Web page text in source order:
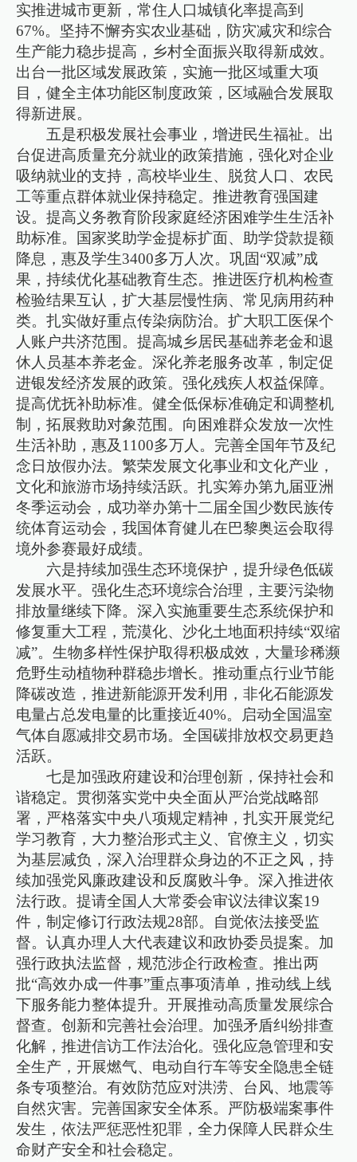
实推进城市更新，常住人口城镇化率提高到
67%。坚持不懈夯实农业基础，防灾减灾和综合
生产能力稳步提高，乡村全面振兴取得新成效。
出台一批区域发展政策，实施一批区域重大项
目，健全主体功能区制度政策，区域融合发展取
得新进展。
五是积极发展社会事业，增进民生福祉。出
台促进高质量充分就业的政策措施，强化对企业
吸纳就业的支持，高校毕业生、脱贫人口、农民
工等重点群体就业保持稳定。推进教育强国建
设。提高义务教育阶段家庭经济困难学生生活补
助标准。国家奖助学金提标扩面、助学贷款提额
降息，惠及学生3400多万人次。巩固“双减”成
果，持续优化基础教育生态。推进医疗机构检查
检验结果互认，扩大基层慢性病、常见病用药种
类。扎实做好重点传染病防治。扩大职工医保个
人账户共济范围。提高城乡居民基础养老金和退
休人员基本养老金。深化养老服务改革，制定促
进银发经济发展的政策。强化残疾人权益保障。
提高优抚补助标准。健全低保标准确定和调整机
制，拓展救助对象范围。向困难群众发放一次性
生活补助，惠及1100多万人。完善全国年节及纪
念日放假办法。繁荣发展文化事业和文化产业，
文化和旅游市场持续活跃。扎实筹办第九届亚洲
冬季运动会，成功举办第十二届全国少数民族传
统体育运动会，我国体育健儿在巴黎奥运会取得
境外参赛最好成绩。
六是持续加强生态环境保护，提升绿色低碳
发展水平。强化生态环境综合治理，主要污染物
排放量继续下降。深入实施重要生态系统保护和
修复重大工程，荒漠化、沙化土地面积持续“双缩
减”。生物多样性保护取得积极成效，大量珍稀濒
危野生动植物种群稳步增长。推动重点行业节能
降碳改造，推进新能源开发利用，非化石能源发
电量占总发电量的比重接近40%。启动全国温室
气体自愿减排交易市场。全国碳排放权交易更趋
活跃。
七是加强政府建设和治理创新，保持社会和
谐稳定。贯彻落实党中央全面从严治党战略部
署，严格落实中央八项规定精神，扎实开展党纪
学习教育，大力整治形式主义、官僚主义，切实
为基层减负，深入治理群众身边的不正之风，持
续加强党风廉政建设和反腐败斗争。深入推进依
法行政。提请全国人大常委会审议法律议案19
件，制定修订行政法规28部。自觉依法接受监
督。认真办理人大代表建议和政协委员提案。加
强行政执法监督，规范涉企行政检查。推出两
批“高效办成一件事”重点事项清单，推动线上线
下服务能力整体提升。开展推动高质量发展综合
督查。创新和完善社会治理。加强矛盾纠纷排查
化解，推进信访工作法治化。强化应急管理和安
全生产，开展燃气、电动自行车等安全隐患全链
条专项整治。有效防范应对洪涝、台风、地震等
自然灾害。完善国家安全体系。严防极端案事件
发生，依法严惩恶性犯罪，全力保障人民群众生
命财产安全和社会稳定。